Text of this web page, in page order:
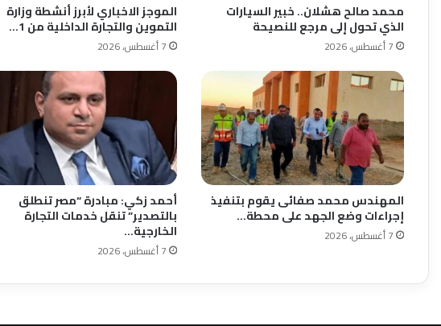
محمد صالح هشلان.. خبير السيارات
الذي تحول إلى مرجع للنصيحة
7 أغسطس، 2026
الموجز الاخباري لأبرز أنشطة وزارة
التموين والتجارة الداخلية من 1…
7 أغسطس، 2026
المهندس محمد صفائى يقوم بتنفيذ
إجراءات وضع الجهد على محطة…
7 أغسطس، 2026
أحمد زكي: مبادرة “مصر تنطلق
بالتصدير” تنقل خدمات التجارة
الخارجية…
7 أغسطس، 2026